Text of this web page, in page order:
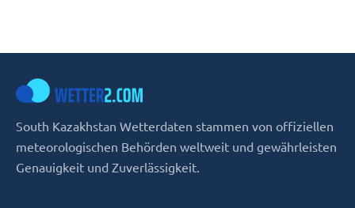
South Kazakhstan Wetterdaten stammen von offiziellen
meteorologischen Behörden weltweit und gewährleisten
Genauigkeit und Zuverlässigkeit.